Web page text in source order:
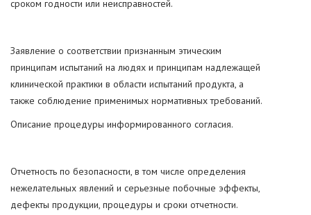
сроком годности или неисправностей.
Заявление о соответствии признанным этическим
принципам испытаний на людях и принципам надлежащей
клинической практики в области испытаний продукта, а
также соблюдение применимых нормативных требований.
Описание процедуры информированного согласия.
Отчетность по безопасности, в том числе определения
нежелательных явлений и серьезные побочные эффекты,
дефекты продукции, процедуры и сроки отчетности.